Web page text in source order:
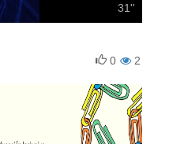
31''
2
0